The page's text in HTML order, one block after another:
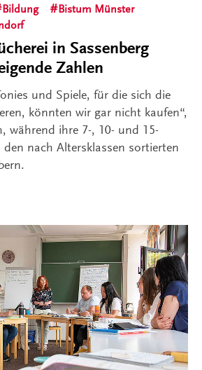
Bildung
Bistum Münster
in Sassenberg
Zahlen
und Spiele, für die sich die
könnten wir gar nicht kaufen“,
während ihre 7-, 10- und 15-
nach Altersklassen sortierten